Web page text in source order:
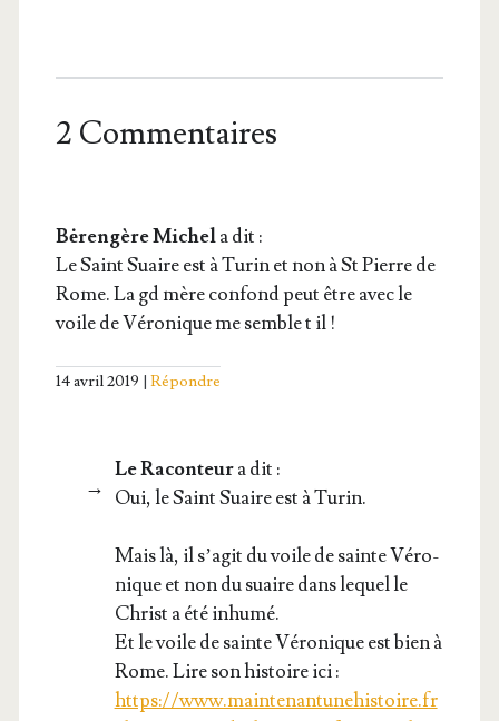
2 Commentaires
Bėrengère Michela dit :
Le Saint Suaire est à Turin et non à St Pierre de
Rome. La gd mère confond peut être avec le
voile de Véro­nique me semble t il !
14 avril 2019 Répondre
Le Raconteura dit :
Oui, le Saint Suaire est à Turin.
Mais là, il s’a­git du voile de sainte Véro­
nique et non du suaire dans lequel le
Christ a été inhumé.
Et le voile de sainte Véro­nique est bien à
Rome. Lire son his­toire ici :
https://www.maintenantunehistoire.fr